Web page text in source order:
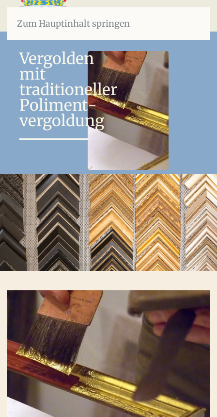
Zum Hauptinhalt springen
Vergolden
mit
traditioneller
Poliment­
vergoldung